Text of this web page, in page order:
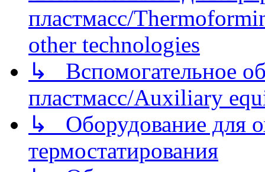
пластмасс/
other technologies
↳ Вспомогательное
пластмасс/Auxiliary
↳ Оборудование для
термостатирования